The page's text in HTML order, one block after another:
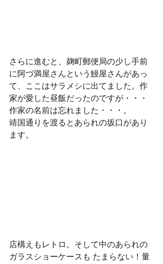
さらに進むと、麹町郵便局の少し手前
に阿づ満屋さんという鰻屋さんがあっ
て、ここはサラメシに出てました。作
家が愛した昼飯だったのですが・・・
作家の名前は忘れました・・・。
靖国通りを渡るとあられの坂口があり
ます。
店構えもレトロ。そして中のあられの
ガラスショーケースも たまらない！量